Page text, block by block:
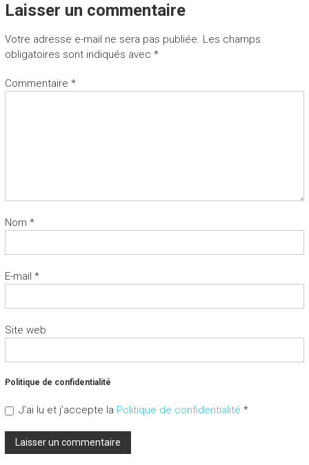
Laisser un commentaire
Votre adresse e-mail ne sera pas publiée. Les champs
obligatoires sont indiqués avec *
Commentaire *
Nom *
E-mail *
Site web
Politique de confidentialité
J’ai lu et j’accepte la Politique de confidentialité *